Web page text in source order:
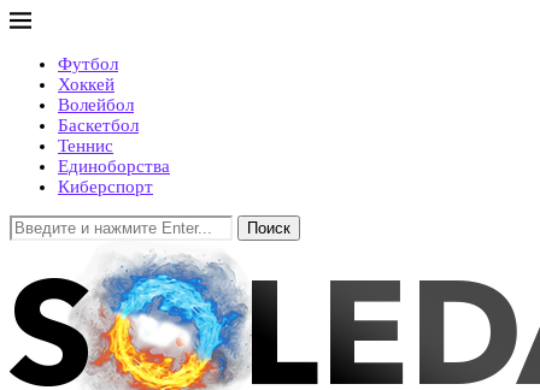
Футбол
Хоккей
Волейбол
Баскетбол
Теннис
Единоборства
Киберспорт
Поиск